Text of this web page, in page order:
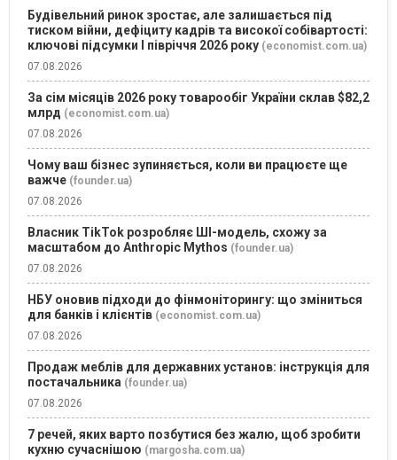
Будівельний ринок зростає, але залишається під
тиском війни, дефіциту кадрів та високої собівартості:
ключові підсумки І півріччя 2026 року (economist.com.ua)
07.08.2026
За сім місяців 2026 року товарообіг України склав $82,2
млрд (economist.com.ua)
07.08.2026
Чому ваш бізнес зупиняється, коли ви працюєте ще
важче (founder.ua)
07.08.2026
Власник TikTok розробляє ШІ-модель, схожу за
масштабом до Anthropic Mythos (founder.ua)
07.08.2026
НБУ оновив підходи до фінмоніторингу: що зміниться
для банків і клієнтів (economist.com.ua)
07.08.2026
Продаж меблів для державних установ: інструкція для
постачальника (founder.ua)
07.08.2026
7 речей, яких варто позбутися без жалю, щоб зробити
кухню сучаснішою (margosha.com.ua)